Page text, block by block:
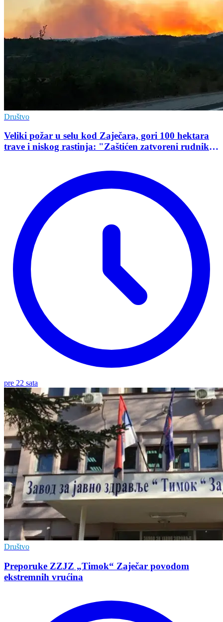
Društvo
Veliki požar u selu kod Zaječara, gori 100 hektara
trave i niskog rastinja: "Zaštićen zatvoreni rudnik
pre 22 sata
Društvo
Preporuke ZZJZ „Timok“ Zaječar povodom
ekstremnih vrućina